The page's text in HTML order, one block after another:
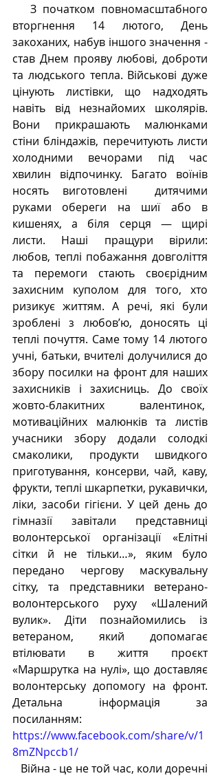
   З початком повномасштабного
вторгнення 14 лютого, День
закоханих, набув іншого значення -
став Днем прояву любові, доброти
та людського тепла. Військові дуже
цінують листівки, що надходять
навіть від незнайомих школярів.
Вони прикрашають малюнками
стіни бліндажів, перечитують листи
холодними вечорами під час
хвилин відпочинку. Багато воїнів
носять виготовлені  дитячими
руками обереги на шиї або в
кишенях, а біля серця — щирі
листи. Наші пращури вірили:
любов, теплі побажання довголіття
та перемоги стають своєрідним
захисним куполом для того, хто
ризикує життям. А речі, які були
зроблені з любов’ю, доносять ці
теплі почуття. Саме тому 14 лютого
учні, батьки, вчителі долучилися до
збору посилки на фронт для наших
захисників і захисниць. До своїх
жовто-блакитних валентинок,
мотиваційних малюнків та листів
учасники збору додали солодкі
смаколики, продукти швидкого
приготування, консерви, чай, каву,
фрукти, теплі шкарпетки, рукавички,
ліки, засоби гігієни. У цей день до
гімназії завітали представниці
волонтерської організації «Елітні
сітки й не тільки…», яким було
передано чергову маскувальну
сітку, та представники ветерано-
волонтерського руху «Шалений
вулик». Діти познайомились із
ветераном, який допомагає
втілювати в життя проєкт
«Маршрутка на нулі», що доставляє
волонтерську допомогу на фронт.
Детальна інформація за
https://www.facebook.com/share/v/1
8mZNpccb1/
Війна - це не той час, коли доречні